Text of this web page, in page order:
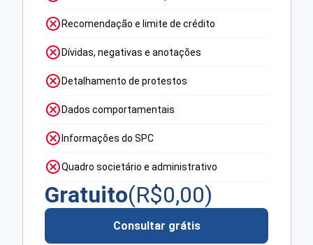
Recomendação e limite de crédito
Dívidas, negativas e anotações
Detalhamento de protestos
Dados comportamentais
Informações do SPC
Quadro societário e administrativo
Gratuito(R$0,00)
Consultar grátis